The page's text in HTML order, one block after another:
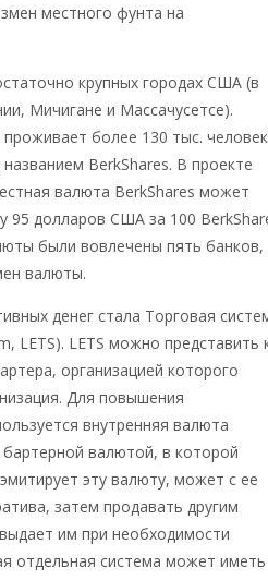
местного фунта на
крупных городах США (в
Мичигане и Массачусетсе).
более 130 тыс.
BerkShares. В проекте
валюта BerkShares может
95 долларов США за 100
были вовлечены пять банков,
валюты.
денег стала Торговая
LETS). LETS можно представить
организацией которого
Для повышения
внутренняя валюта
валютой, в которой
эту валюту, может с ее
затем продавать другим
им при необходимости
отдельная система может иметь